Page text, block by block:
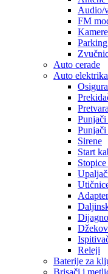
Audio/
FM
Auto cerade
Auto elektrika
Sirene
Start
Releji
Baterije za